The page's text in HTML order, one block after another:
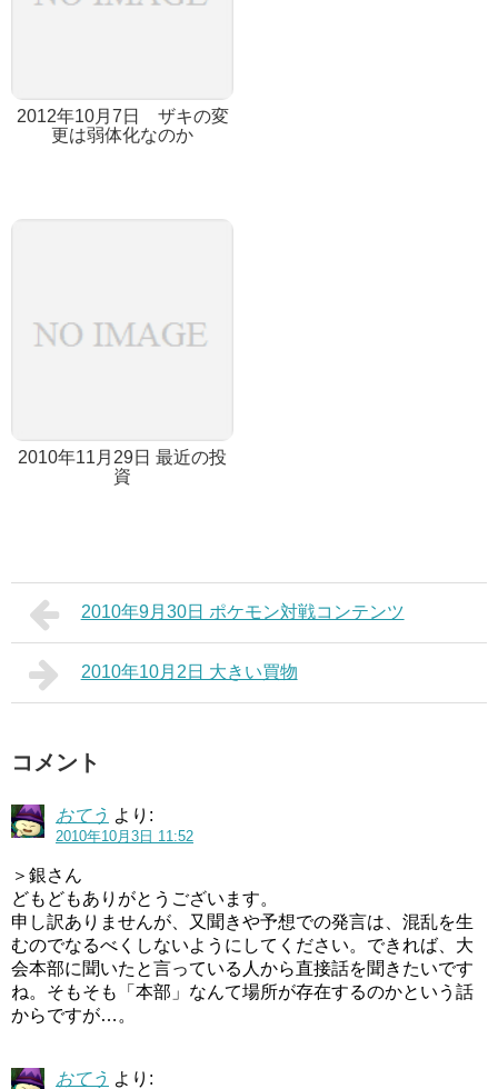
2012年10月7日 ザキの変
更は弱体化なのか
2010年11月29日 最近の投
資
2010年9月30日 ポケモン対戦コンテンツ
2010年10月2日 大きい買物
コメント
おてう より:
2010年10月3日 11:52
＞銀さん
どもどもありがとうございます。
申し訳ありませんが、又聞きや予想での発言は、混乱を生
むのでなるべくしないようにしてください。できれば、大
会本部に聞いたと言っている人から直接話を聞きたいです
ね。そもそも「本部」なんて場所が存在するのかという話
からですが…。
おてう より: